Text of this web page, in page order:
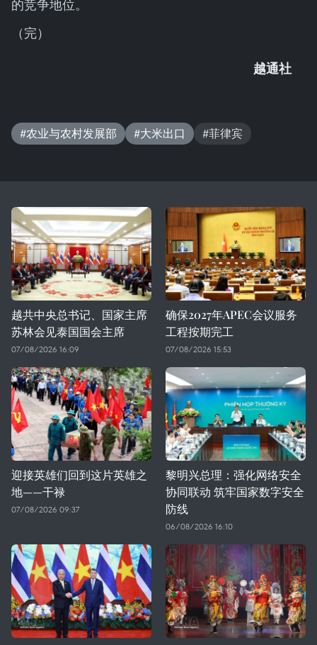
的竞争地位。
（完）
越通社
#农业与农村发展部 #大米出口 #菲律宾
越共中央总书记、国家主席
苏林会见泰国国会主席
07/08/2026 16:09
确保2027年APEC会议服务
工程按期完工
07/08/2026 15:53
迎接英雄们回到这片英雄之
地——干禄
07/08/2026 09:37
黎明兴总理：强化网络安全
协同联动 筑牢国家数字安全
防线
06/08/2026 16:10